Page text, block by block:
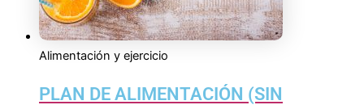
Alimentación y ejercicio
PLAN DE ALIMENTACIÓN (SIN